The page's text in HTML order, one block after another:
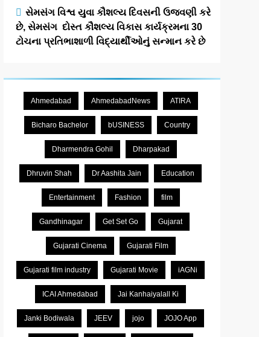
સેમસંગ વિશ્વ યુવા કૌશલ્ય દિવસની ઉજવણી કરે
છે, સેમસંગ દોસ્ત કૌશલ્ય વિકાસ કાર્યક્રમના 30
ટોચના પ્રતિભાશાળી વિદ્યાર્થીઓનું સન્માન કરે છે
Ahmedabad AhmedabadNews ATIRA
Bicharo Bachelor bUSINESS Country
Dharmendra Gohil Dharpakad
Dhruvin Shah Dr Aashita Jain Education
Entertainment Fashion film
Gandhinagar Get Set Go Gujarat
Gujarati Cinema Gujarati Film
Gujarati film industry Gujarati Movie iAGNi
ICAI Ahmedabad Jai Kanhaiyalall Ki
Janki Bodiwala JEEV jojo JOJO App